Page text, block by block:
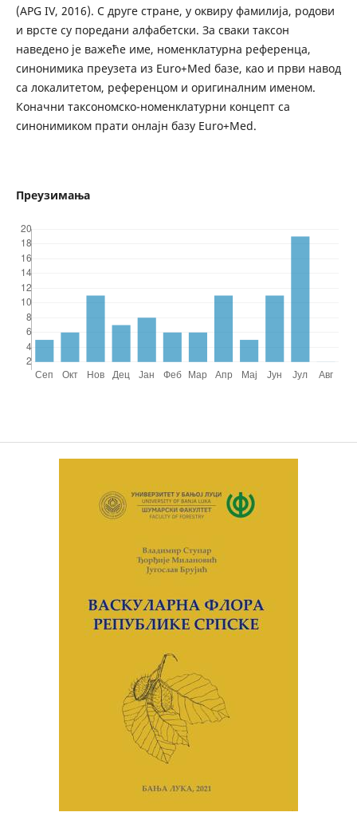
(APG IV, 2016). С друге стране, у оквиру фамилија, родови
и врсте су поредани алфабетски. За сваки таксон
наведено је важеће име, номенклатурна референца,
синонимика преузета из Euro+Med базе, као и први навод
са локалитетом, референцом и оригиналним именом.
Коначни таксономско-номенклатурни концепт са
синонимиком прати онлајн базу Euro+Med.
Преузимања